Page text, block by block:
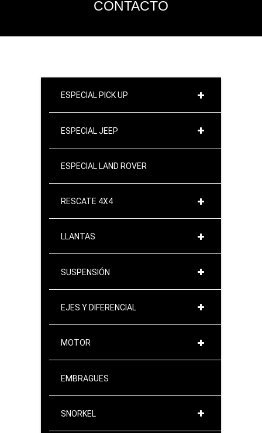
CONTACTO
ESPECIAL PICK UP
ESPECIAL JEEP
ESPECIAL LAND ROVER
RESCATE 4X4
LLANTAS
SUSPENSIÓN
EJES Y DIFERENCIAL
MOTOR
EMBRAGUES
SNORKEL